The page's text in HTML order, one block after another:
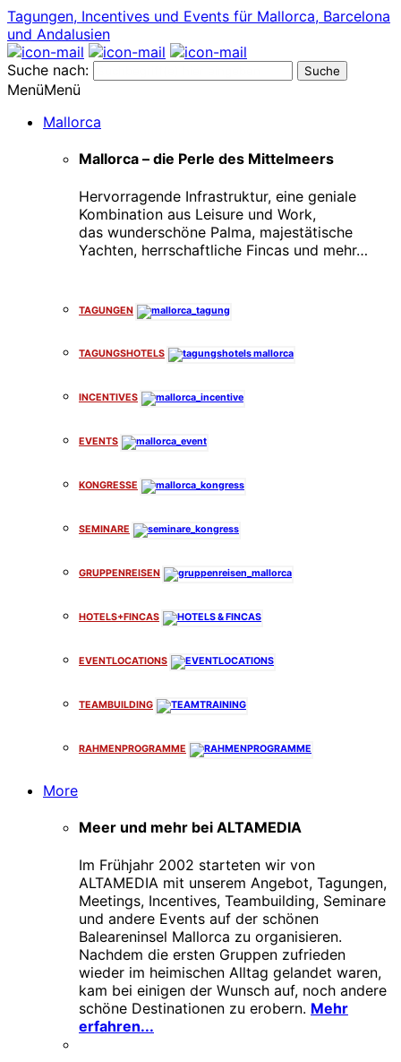
Tagungen, Incentives und Events für Mallorca, Barcelona
und Andalusien
Suche nach:
MenüMenü
Mallorca
Mallorca – die Perle des Mittelmeers
Hervorragende Infrastruktur, eine geniale
Kombination aus Leisure und Work,
das wunderschöne Palma, majestätische
Yachten, herrschaftliche Fincas und mehr…
TAGUNGEN
TAGUNGSHOTELS
INCENTIVES
EVENTS
KONGRESSE
SEMINARE
GRUPPENREISEN
HOTELS+FINCAS
EVENTLOCATIONS
TEAMBUILDING
RAHMENPROGRAMME
More
Meer und mehr bei ALTAMEDIA
Im Frühjahr 2002 starteten wir von
ALTAMEDIA mit unserem Angebot, Tagungen,
Meetings, Incentives, Teambuilding, Seminare
und andere Events auf der schönen
Baleareninsel Mallorca zu organisieren.
Nachdem die ersten Gruppen zufrieden
wieder im heimischen Alltag gelandet waren,
kam bei einigen der Wunsch auf, noch andere
schöne Destinationen zu erobern. Mehr
erfahren...